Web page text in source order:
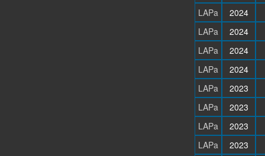
LAPa
2024
LAPa
2024
LAPa
2024
LAPa
2024
LAPa
2023
LAPa
2023
LAPa
2023
LAPa
2023